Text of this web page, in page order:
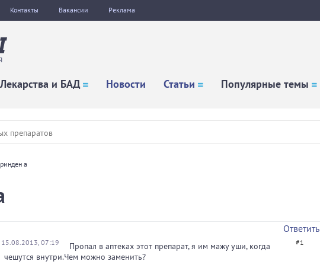
Контакты Вакансии Реклама
Лекарства и БАД Новости Статьи Популярные темы
а
Ответить
15.08.2013, 07:19 #1
Пропал в аптеках этот препарат, я им мажу уши, когда
чешутся внутри.Чем можно заменить?